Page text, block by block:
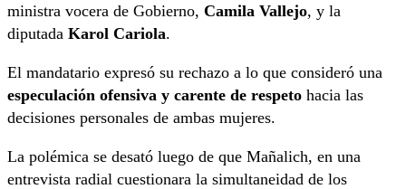
ministra vocera de Gobierno, Camila Vallejo, y la
diputada Karol Cariola.
El mandatario expresó su rechazo a lo que consideró una
especulación ofensiva y carente de respeto hacia las
decisiones personales de ambas mujeres.
La polémica se desató luego de que Mañalich, en una
entrevista radial cuestionara la simultaneidad de los